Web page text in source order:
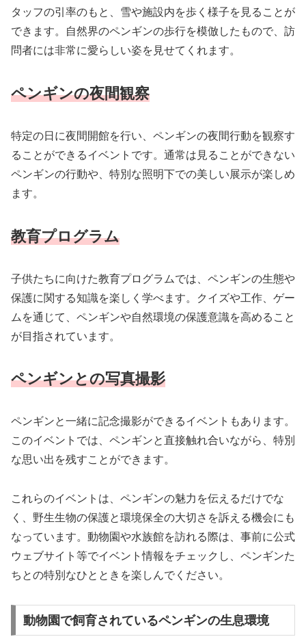
タッフの引率のもと、雪や施設内を歩く様子を見ることが
できます。自然界のペンギンの歩行を模倣したもので、訪
問者には非常に愛らしい姿を見せてくれます。
ペンギンの夜間観察
特定の日に夜間開館を行い、ペンギンの夜間行動を観察す
ることができるイベントです。通常は見ることができない
ペンギンの行動や、特別な照明下での美しい展示が楽しめ
ます。
教育プログラム
子供たちに向けた教育プログラムでは、ペンギンの生態や
保護に関する知識を楽しく学べます。クイズや工作、ゲー
ムを通じて、ペンギンや自然環境の保護意識を高めること
が目指されています。
ペンギンとの写真撮影
ペンギンと一緒に記念撮影ができるイベントもあります。
このイベントでは、ペンギンと直接触れ合いながら、特別
な思い出を残すことができます。
これらのイベントは、ペンギンの魅力を伝えるだけでな
く、野生生物の保護と環境保全の大切さを訴える機会にも
なっています。動物園や水族館を訪れる際は、事前に公式
ウェブサイト等でイベント情報をチェックし、ペンギンた
ちとの特別なひとときを楽しんでください。
動物園で飼育されているペンギンの生息環境